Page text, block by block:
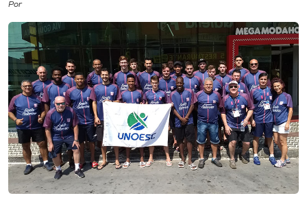
Biblioteca
Editora
Rádio
Museu
Unoesc
Por